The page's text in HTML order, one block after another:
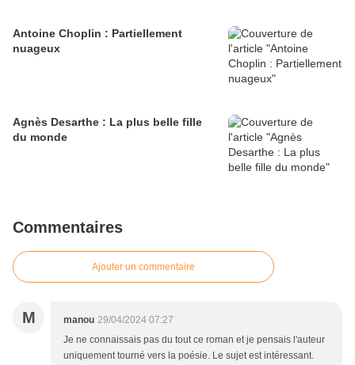
Antoine Choplin : Partiellement
nuageux
Agnès Desarthe : La plus belle fille
du monde
Commentaires
Ajouter un commentaire
M manou 29/04/2024 07:27
Je ne connaissais pas du tout ce roman et je pensais l'auteur
uniquement tourné vers la poésie. Le sujet est intéressant.